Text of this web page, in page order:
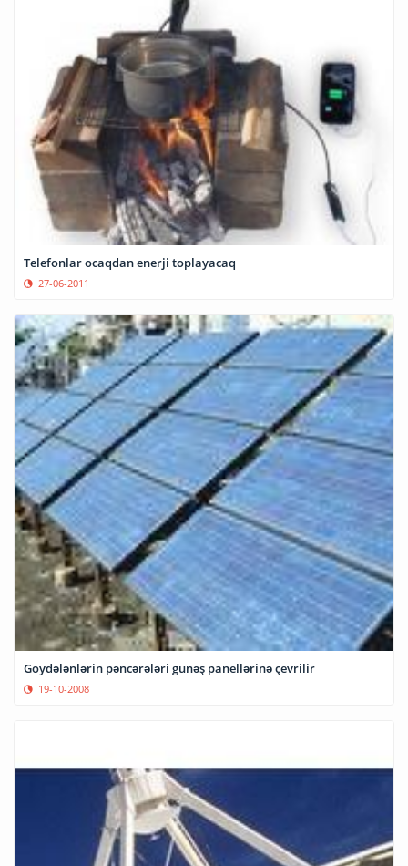
Telefonlar ocaqdan enerji toplayacaq
27-06-2011
Göydələnlərin pəncərələri günəş panellərinə çevrilir
19-10-2008